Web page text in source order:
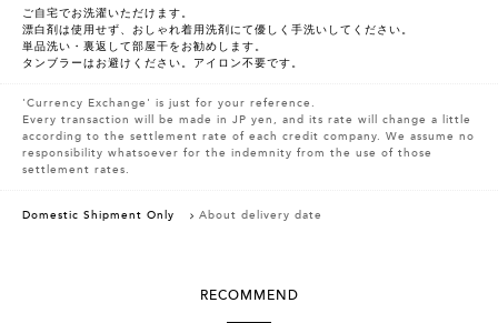
ご自宅でお洗濯いただけます。
漂白剤は使用せず、おしゃれ着用洗剤にて優しく手洗いしてください。
単品洗い・裏返して部屋干をお勧めします。
タンブラーはお避けください。アイロン不要です。
'Currency Exchange' is just for your reference.
Every transaction will be made in JP yen, and its rate will change a little
according to the settlement rate of each credit company. We assume no
responsibility whatsoever for the indemnity from the use of those
settlement rates.
Domestic Shipment Only About delivery date
RECOMMEND